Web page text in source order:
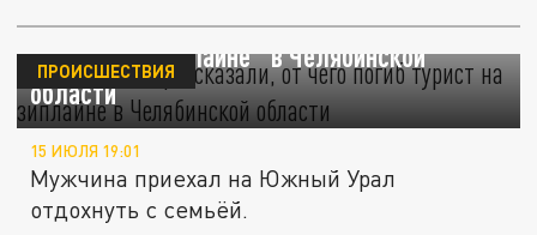
Следователи рассказали, от чего погиб
турист на "зиплайне" в Челябинской
области
ПРОИСШЕСТВИЯ
15 ИЮЛЯ 19:01
Мужчина приехал на Южный Урал
отдохнуть с семьёй.